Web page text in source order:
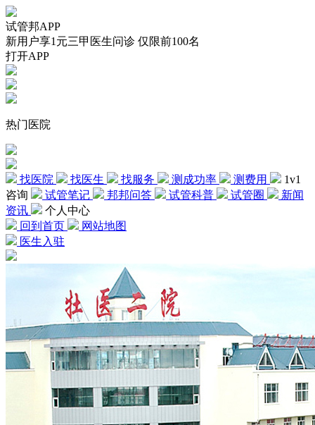
试管邦APP
新用户享1元三甲医生问诊 仅限前100名
打开APP
热门医院
找医院 找医生 找服务 测成功率 测费用
1v1
咨询
试管笔记 邦邦问答 试管科普 试管圈
新闻
资讯
个人中心
回到首页
网站地图
医生入驻